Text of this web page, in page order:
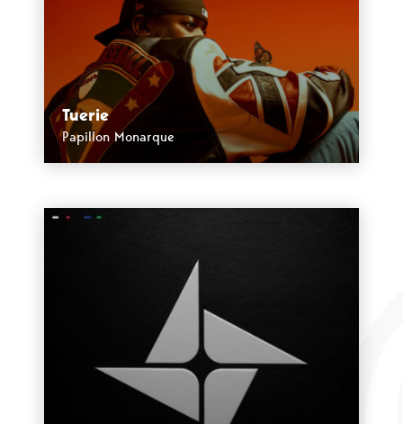
Tuerie
Papillon Monarque